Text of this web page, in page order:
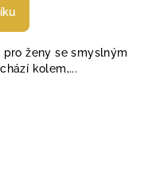
ženy se smyslným
kolem,...